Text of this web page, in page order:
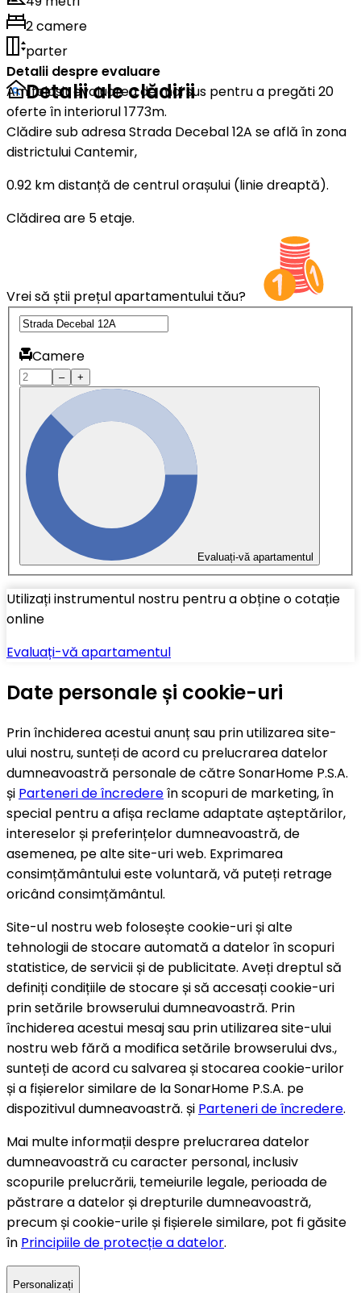
2 camere
parter
Detalii despre evaluare
Am folosit evaluarea de mai sus pentru a pregăti 20
oferte în interiorul 1773m.
Detalii ale clădirii
Clădire sub adresa Strada Decebal 12A se află în zona
districtului Cantemir,
0.92 km distanță de centrul orașului (linie dreaptă).
Clădirea are 5 etaje.
Vrei să știi prețul apartamentului tău?
Camere
– +
Evaluați-vă apartamentul
Utilizați instrumentul nostru pentru a obține o cotație
online
Evaluați-vă apartamentul
Date personale și cookie-uri
Prin închiderea acestui anunț sau prin utilizarea site-
ului nostru, sunteți de acord cu prelucrarea datelor
dumneavoastră personale de către SonarHome P.S.A.
și Parteneri de încredereîn scopuri de marketing, în
special pentru a afișa reclame adaptate așteptărilor,
intereselor și preferințelor dumneavoastră, de
asemenea, pe alte site-uri web. Exprimarea
consimțământului este voluntară, vă puteți retrage
oricând consimțământul.
Site-ul nostru web folosește cookie-uri și alte
tehnologii de stocare automată a datelor în scopuri
statistice, de servicii și de publicitate. Aveți dreptul să
definiți condițiile de stocare și să accesați cookie-uri
prin setările browserului dumneavoastră. Prin
închiderea acestui mesaj sau prin utilizarea site-ului
nostru web fără a modifica setările browserului dvs.,
sunteți de acord cu salvarea și stocarea cookie-urilor
și a fișierelor similare de la SonarHome P.S.A. pe
dispozitivul dumneavoastră. și Parteneri de încredere.
Mai multe informații despre prelucrarea datelor
dumneavoastră cu caracter personal, inclusiv
scopurile prelucrării, temeiurile legale, perioada de
păstrare a datelor și drepturile dumneavoastră,
precum și cookie-urile și fișierele similare, pot fi găsite
în Principiile de protecție a datelor.
Personalizați